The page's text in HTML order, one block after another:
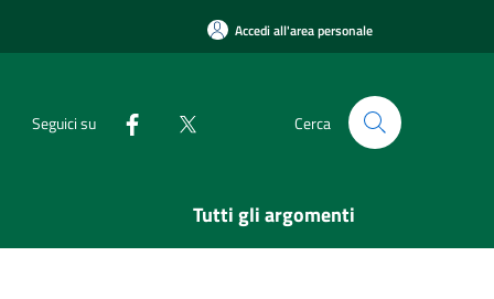
Accedi all'area personale
Seguici su Cerca
Tutti gli argomenti